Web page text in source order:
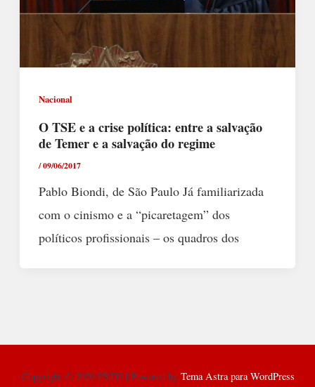
Nacional
O TSE e a crise política: entre a salvação
de Temer e a salvação do regime
/09/06/2017
Pablo Biondi, de São Paulo Já familiarizada
com o cinismo e a “picaretagem” dos
políticos profissionais – os quadros dos
Copyright © 2026 PSTU | Powered by Tema Astra para WordPress